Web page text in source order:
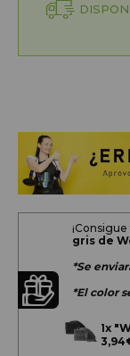
gris de
*Se
*El color
1x